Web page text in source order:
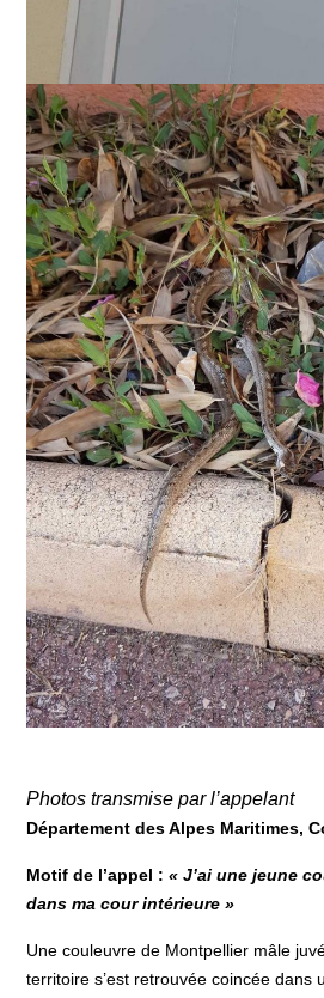
Photos transmise par l’appelant
Département des Alpes Maritimes,C
Motif de l’appel : « J’ai une jeune
dans ma cour intérieure »
Une couleuvre de Montpellier mâle
territoire s’est retrouvée coincée dans